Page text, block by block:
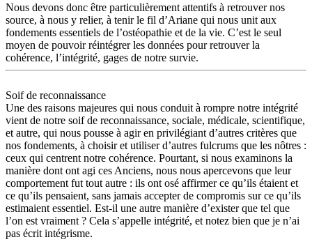
Nous devons donc être particulièrement attentifs à retrouver nos
source, à nous y relier, à tenir le fil d’Ariane qui nous unit aux
fondements essentiels de l’ostéopathie et de la vie. C’est le seul
moyen de pouvoir réintégrer les données pour retrouver la
cohérence, l’intégrité, gages de notre survie.
Soif de reconnaissance
Une des raisons majeures qui nous conduit à rompre notre intégrité
vient de notre soif de reconnaissance, sociale, médicale, scientifique,
et autre, qui nous pousse à agir en privilégiant d’autres critères que
nos fondements, à choisir et utiliser d’autres fulcrums que les nôtres :
ceux qui centrent notre cohérence. Pourtant, si nous examinons la
manière dont ont agi ces Anciens, nous nous apercevons que leur
comportement fut tout autre : ils ont osé affirmer ce qu’ils étaient et
ce qu’ils pensaient, sans jamais accepter de compromis sur ce qu’ils
estimaient essentiel. Est-il une autre manière d’exister que tel que
l’on est vraiment ? Cela s’appelle intégrité, et notez bien que je n’ai
pas écrit intégrisme.